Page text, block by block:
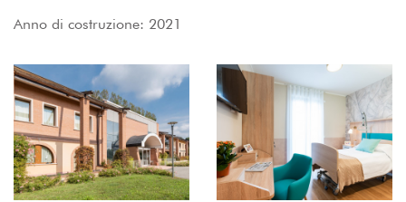
Anno di costruzione: 2021